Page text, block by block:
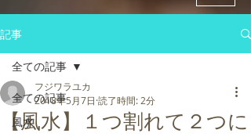
記事
全ての記事
風水
全ての記事
【風水】１つ割れて２つに
フジワラユカ
2018年5月7日 読了時間: 2分